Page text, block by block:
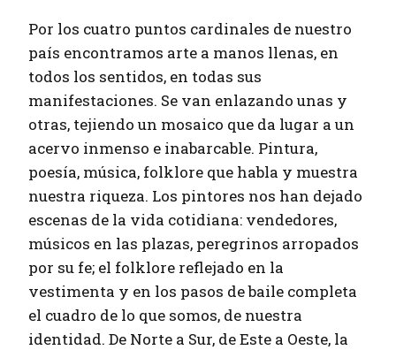
Por los cuatro puntos cardinales de nuestro
país encontramos arte a manos llenas, en
todos los sentidos, en todas sus
manifestaciones. Se van enlazando unas y
otras, tejiendo un mosaico que da lugar a un
acervo inmenso e inabarcable. Pintura,
poesía, música, folklore que habla y muestra
nuestra riqueza. Los pintores nos han dejado
escenas de la vida cotidiana: vendedores,
músicos en las plazas, peregrinos arropados
por su fe; el folklore reflejado en la
vestimenta y en los pasos de baile completa
el cuadro de lo que somos, de nuestra
identidad. De Norte a Sur, de Este a Oeste, la